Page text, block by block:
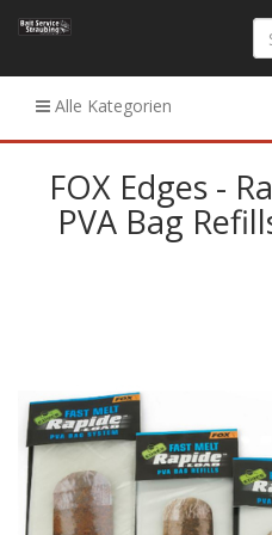
Alle Kategorien
FOX Edges -
PVA Bag